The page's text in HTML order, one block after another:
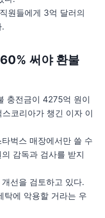
원들에게 3억 달러의
.
써야 환불
충전금이 4275억 원이
코리아가 챙긴 이자 이
벅스 매장에서만 쓸 수
감독과 검사를 받지
선을 검토하고 있다.
탁에 악용할 거라는 우